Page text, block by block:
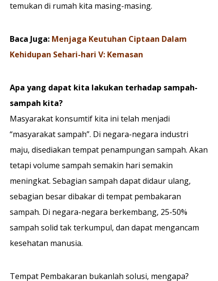
temukan di rumah kita masing-masing.
Baca Juga: Menjaga Keutuhan Ciptaan Dalam
Kehidupan Sehari-hari V: Kemasan
Apa yang dapat kita lakukan terhadap sampah-
sampah kita?
Masyarakat konsumtif kita ini telah menjadi
“masyarakat sampah”. Di negara-negara industri
maju, disediakan tempat penampungan sampah. Akan
tetapi volume sampah semakin hari semakin
meningkat. Sebagian sampah dapat didaur ulang,
sebagian besar dibakar di tempat pembakaran
sampah. Di negara-negara berkembang, 25-50%
sampah solid tak terkumpul, dan dapat mengancam
kesehatan manusia.
Tempat Pembakaran bukanlah solusi, mengapa?